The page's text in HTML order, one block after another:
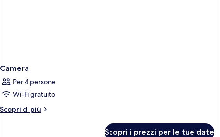
Camera
Per 4 persone
Wi-Fi gratuito
Scopri di più
Altri
Scopri i prezzi per le tue date